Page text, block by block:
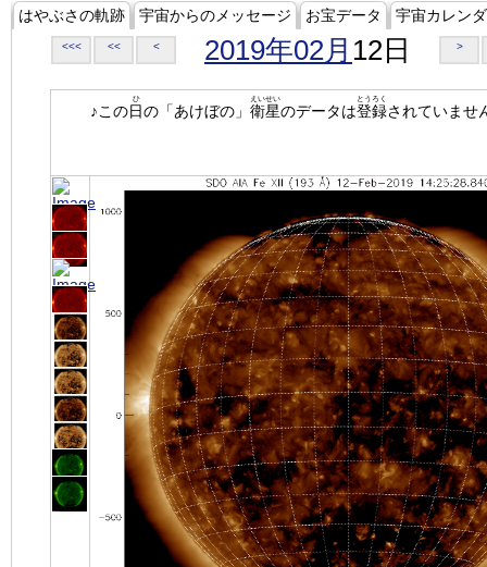
はやぶさの軌跡 宇宙からのメッセージ お宝データ 宇宙カレン
<<< << < 2019年02月 12日 >
♪この日
ひ
の「あけぼの」 衛星
えいせい
のデータは登録
とうろく
されていませ